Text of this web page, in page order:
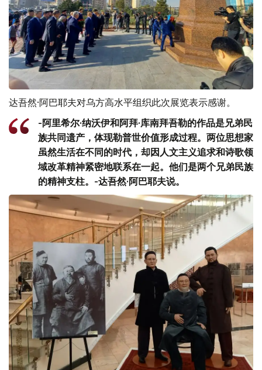
达吾然·阿巴耶夫对乌方高水平组织此次展览表示感谢。
-阿里希尔·纳沃伊和阿拜·库南拜吾勒的作品是兄弟民
族共同遗产，体现勒普世价值形成过程。两位思想家
虽然生活在不同的时代，却因人文主义追求和诗歌领
域改革精神紧密地联系在一起。他们是两个兄弟民族
的精神支柱。-达吾然·阿巴耶夫说。